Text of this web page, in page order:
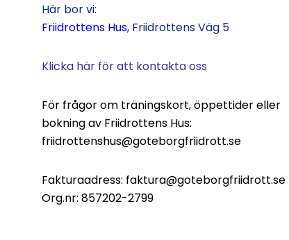
Här bor vi:
Friidrottens Hus, Friidrottens Väg 5
Klicka här för att kontakta oss
För frågor om träningskort, öppettider eller
bokning av Friidrottens Hus:
friidrottenshus@goteborgfriidrott.se
Fakturaadress: faktura@goteborgfriidrott.se
Org.nr: 857202-2799